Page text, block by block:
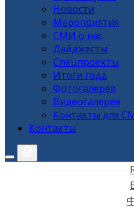
Новости
Мероприятия
СМИ о нас
Дайджесты
Спецпроекты
Итоги года
Фотогалерея
Видеогалерея
Контакты для
Контакты